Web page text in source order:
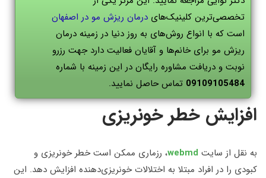
تخصصی‌ترین کلینیک‌های درمان ریزش مو در اصفهان
است که با انواع روش‌های به روز دنیا در زمینه درمان
ریزش مو برای خانم‌ها و آقایان فعالیت دارد جهت رزرو
نوبت و دریافت مشاوره رایگان در این زمینه با شماره
09109105484 تماس حاصل نمایید.
افزایش خطر خونریزی
به نقل از سایت webmd، رزماری ممکن است خطر خونریزی و
کبودی را در افراد مبتلا به اختلالات خونریزی‌دهنده افزایش دهد. این